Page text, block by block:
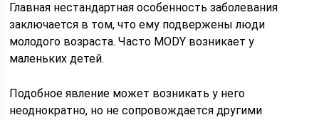
Главная нестандартная особенность заболевания
заключается в том, что ему подвержены люди
молодого возраста. Часто MODY возникает у
маленьких детей.
Подобное явление может возникать у него
неоднократно, но не сопровождается другими